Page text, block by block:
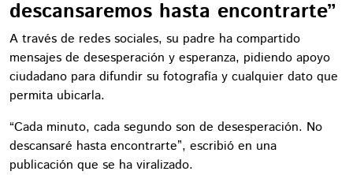
descansaremos hasta encontrarte”
A través de redes sociales, su padre ha compartido
mensajes de desesperación y esperanza, pidiendo apoyo
ciudadano para difundir su fotografía y cualquier dato que
permita ubicarla.
“Cada minuto, cada segundo son de desesperación. No
descansaré hasta encontrarte”, escribió en una
publicación que se ha viralizado.